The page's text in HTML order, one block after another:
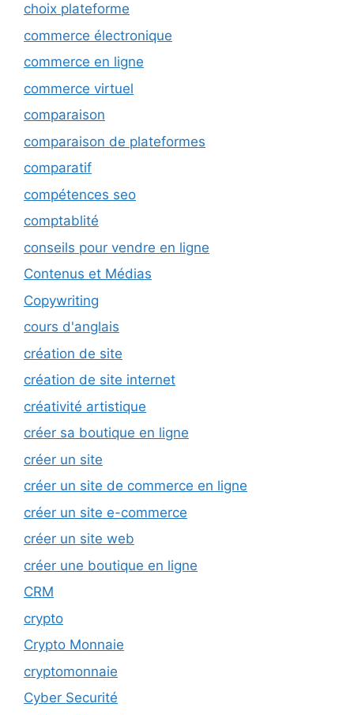
choix plateforme
commerce électronique
commerce en ligne
commerce virtuel
comparaison
comparaison de plateformes
comparatif
compétences seo
comptablité
conseils pour vendre en ligne
Contenus et Médias
Copywriting
cours d'anglais
création de site
création de site internet
créativité artistique
créer sa boutique en ligne
créer un site
créer un site de commerce en ligne
créer un site e-commerce
créer un site web
créer une boutique en ligne
CRM
crypto
Crypto Monnaie
cryptomonnaie
Cyber Securité